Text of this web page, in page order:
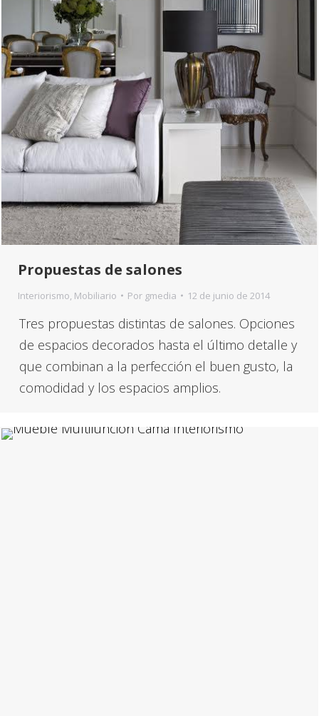
Propuestas de salones
Interiorismo, Mobiliario Por gmedia 12 de junio de 2014
Tres propuestas distintas de salones. Opciones
de espacios decorados hasta el último detalle y
que combinan a la perfección el buen gusto, la
comodidad y los espacios amplios.